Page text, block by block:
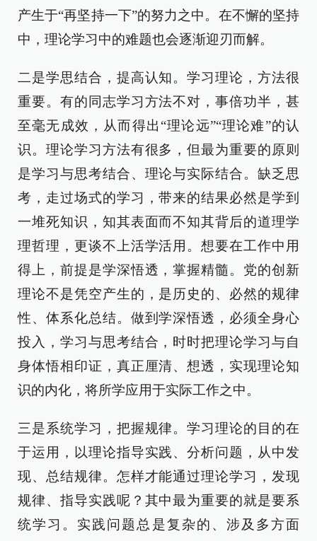
产生于“再坚持一下”的努力之中。在不懈的坚持
中，理论学习中的难题也会逐渐迎刃而解。
二是学思结合，提高认知。学习理论，方法很
重要。有的同志学习方法不对，事倍功半，甚
至毫无成效，从而得出“理论远”“理论难”的认
识。理论学习方法有很多，但最为重要的原则
是学习与思考结合、理论与实际结合。缺乏思
考，走过场式的学习，带来的结果必然是学到
一堆死知识，知其表面而不知其背后的道理学
理哲理，更谈不上活学活用。想要在工作中用
得上，前提是学深悟透，掌握精髓。党的创新
理论不是凭空产生的，是历史的、必然的规律
性、体系化总结。做到学深悟透，必须全身心
投入，学习与思考结合，时时把理论学习与自
身体悟相印证，真正厘清、想透，实现理论知
识的内化，将所学应用于实际工作之中。
三是系统学习，把握规律。学习理论的目的在
于运用，以理论指导实践、分析问题，从中发
现、总结规律。怎样才能通过理论学习，发现
规律、指导实践呢？其中最为重要的就是要系
统学习。实践问题总是复杂的、涉及多方面